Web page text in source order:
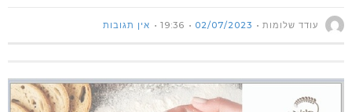
עודד שלומות 02/07/2023
19:36 אין תגובות